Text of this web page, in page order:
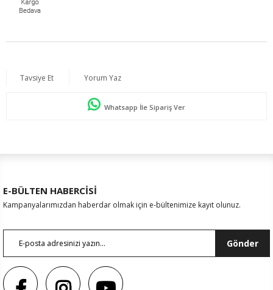
Tavsiye Et Yorum Yaz
Whatsapp İle Sipariş Ver
E-BÜLTEN HABERCİSİ
Kampanyalarımızdan haberdar olmak için e-bültenimize kayıt olunuz.
Gönder